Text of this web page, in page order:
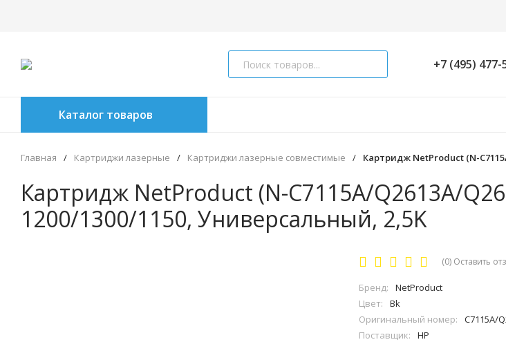
+7 (495) 477-
Каталог товаров
Главная / Картриджи лазерные / Картриджи лазерные совместимые / Картридж NetProduct (N-
Картридж NetProduct (N-C7115A/Q2613A/
1200/1300/1150, Универсальный, 2,5K
(0) Оставить
Бренд:
NetProduct
Цвет:
Bk
Оригинальный номер:
C7115A/
Поставщик:
HP